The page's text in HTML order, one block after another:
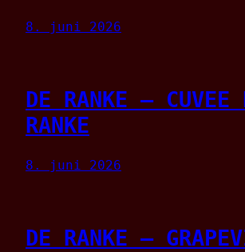
8. juni 2026
DE RANKE – CUVEE
RANKE
8. juni 2026
DE RANKE –